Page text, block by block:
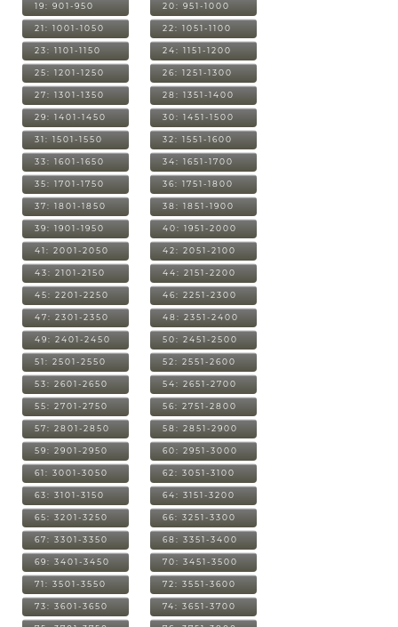
19: 901-950 20: 951-1000
21: 1001-1050 22: 1051-1100
23: 1101-1150 24: 1151-1200
25: 1201-1250 26: 1251-1300
27: 1301-1350 28: 1351-1400
29: 1401-1450 30: 1451-1500
31: 1501-1550 32: 1551-1600
33: 1601-1650 34: 1651-1700
35: 1701-1750 36: 1751-1800
37: 1801-1850 38: 1851-1900
39: 1901-1950 40: 1951-2000
41: 2001-2050 42: 2051-2100
43: 2101-2150 44: 2151-2200
45: 2201-2250 46: 2251-2300
47: 2301-2350 48: 2351-2400
49: 2401-2450 50: 2451-2500
51: 2501-2550 52: 2551-2600
53: 2601-2650 54: 2651-2700
55: 2701-2750 56: 2751-2800
57: 2801-2850 58: 2851-2900
59: 2901-2950 60: 2951-3000
61: 3001-3050 62: 3051-3100
63: 3101-3150 64: 3151-3200
65: 3201-3250 66: 3251-3300
67: 3301-3350 68: 3351-3400
69: 3401-3450 70: 3451-3500
71: 3501-3550 72: 3551-3600
73: 3601-3650 74: 3651-3700